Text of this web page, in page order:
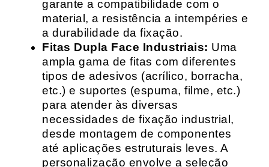
garante a compatibilidade com o
material, a resistência a intempéries e
a durabilidade da fixação.
Fitas Dupla Face Industriais: Uma
ampla gama de fitas com diferentes
tipos de adesivos (acrílico, borracha,
etc.) e suportes (espuma, filme, etc.)
para atender às diversas
necessidades de fixação industrial,
desde montagem de componentes
até aplicações estruturais leves. A
personalização envolve a seleção